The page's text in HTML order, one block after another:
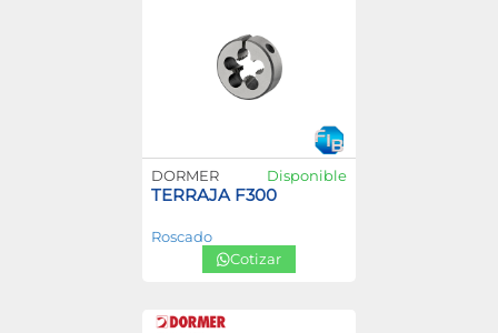
DORMER Disponible
TERRAJA F300
Roscado
Cotizar